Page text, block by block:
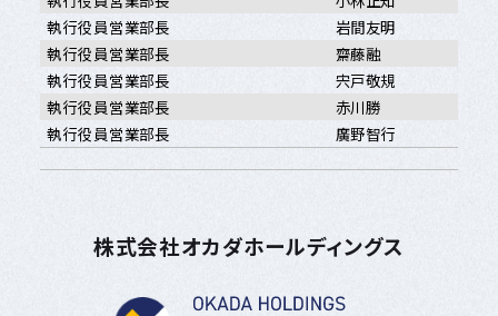
執行役員営業部長
岩間友明
執行役員営業部長
齋藤融
執行役員営業部長
宍戸敬規
執行役員営業部長
赤川勝
執行役員営業部長
廣野智行
株式会社オカダホールディングス